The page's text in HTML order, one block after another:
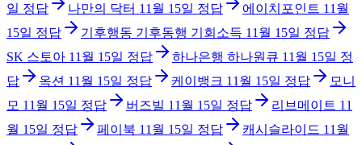
일 정답 나만의 닥터 11월 15일 정답 에이치포인트 11월
15일 정답 기후행동 기후동행 기회소득 11월 15일 정답
SK 스토아 11월 15일 정답 하나은행 하나원큐 11월 15일 정
답
옥션 11월 15일 정답 케이뱅크 11월 15일 정답
모니
모 11월 15일 정답 버즈빌 11월 15일 정답 리브메이트 11
월 15일 정답 페이북 11월 15일 정답 캐시슬라이드 11월